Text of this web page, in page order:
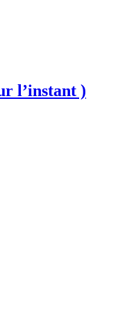
l’instant )